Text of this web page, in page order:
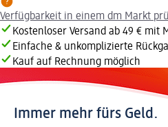
Verfügbarkeit in einem dm Markt
Kostenloser Versand ab 49 € mit
Einfache & unkomplizierte
Kauf auf Rechnung möglich
Immer mehr fürs Geld.